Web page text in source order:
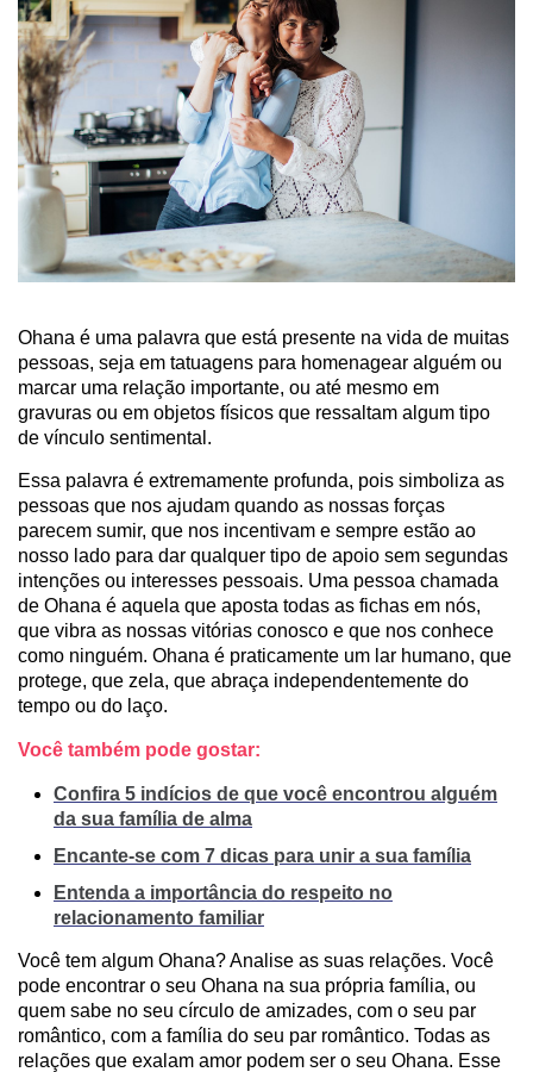
Ohana é uma palavra que está presente na vida de muitas
pessoas, seja em tatuagens para homenagear alguém ou
marcar uma relação importante, ou até mesmo em
gravuras ou em objetos físicos que ressaltam algum tipo
de vínculo sentimental.
Essa palavra é extremamente profunda, pois simboliza as
pessoas que nos ajudam quando as nossas forças
parecem sumir, que nos incentivam e sempre estão ao
nosso lado para dar qualquer tipo de apoio sem segundas
intenções ou interesses pessoais. Uma pessoa chamada
de Ohana é aquela que aposta todas as fichas em nós,
que vibra as nossas vitórias conosco e que nos conhece
como ninguém. Ohana é praticamente um lar humano, que
protege, que zela, que abraça independentemente do
tempo ou do laço.
Você também pode gostar:
Confira 5 indícios de que você encontrou alguém
da sua família de alma
Encante-se com 7 dicas para unir a sua família
Entenda a importância do respeito no
relacionamento familiar
Você tem algum Ohana? Analise as suas relações. Você
pode encontrar o seu Ohana na sua própria família, ou
quem sabe no seu círculo de amizades, com o seu par
romântico, com a família do seu par romântico. Todas as
relações que exalam amor podem ser o seu Ohana. Esse